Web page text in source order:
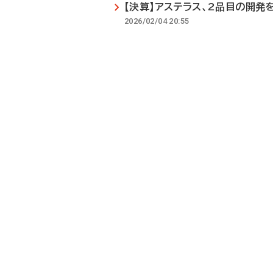
【決算】アステラス、2品目の開発
2026/02/04 20:55